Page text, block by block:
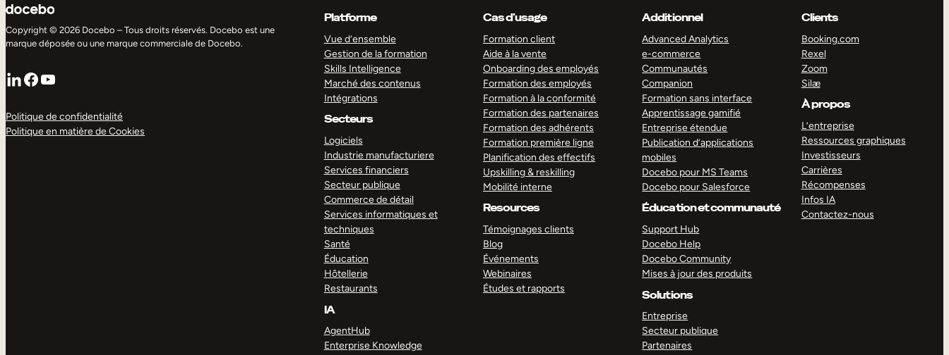
Copyright © 2026 Docebo – Tous droits réservés. Docebo est une
marque déposée ou une marque commerciale de Docebo.
LinkedIn
Facebook
YouTube
Politique de confidentialité
Politique en matière de Cookies
Platforme
Vue d’ensemble
Gestion de la formation
Skills Intelligence
Marché des contenus
Intégrations
Secteurs
Logiciels
Industrie manufacturiere
Services financiers
Secteur publique
Commerce de détail
Services informatiques et
techniques
Santé
Éducation
Hôtellerie
Restaurants
IA
AgentHub
Enterprise Knowledge
Cas d’usage
Formation client
Aide à la vente
Onboarding des employés
Formation des employés
Formation à la conformité
Formation des partenaires
Formation des adhérents
Formation première ligne
Planification des effectifs
Upskilling & reskilling
Mobilité interne
Resources
Témoignages clients
Blog
Événements
Webinaires
Études et rapports
Additionnel
Advanced Analytics
e-commerce
Communautés
Companion
Formation sans interface
Apprentissage gamifié
Entreprise étendue
Publication d’applications
mobiles
Docebo pour MS Teams
Docebo pour Salesforce
Éducation et communauté
Support Hub
Docebo Help
Docebo Community
Mises à jour des produits
Solutions
Entreprise
Secteur publique
Partenaires
Clients
Booking.com
Rexel
Zoom
Silæ
À propos
L’entreprise
Ressources graphiques
Investisseurs
Carrières
Récompenses
Infos IA
Contactez-nous